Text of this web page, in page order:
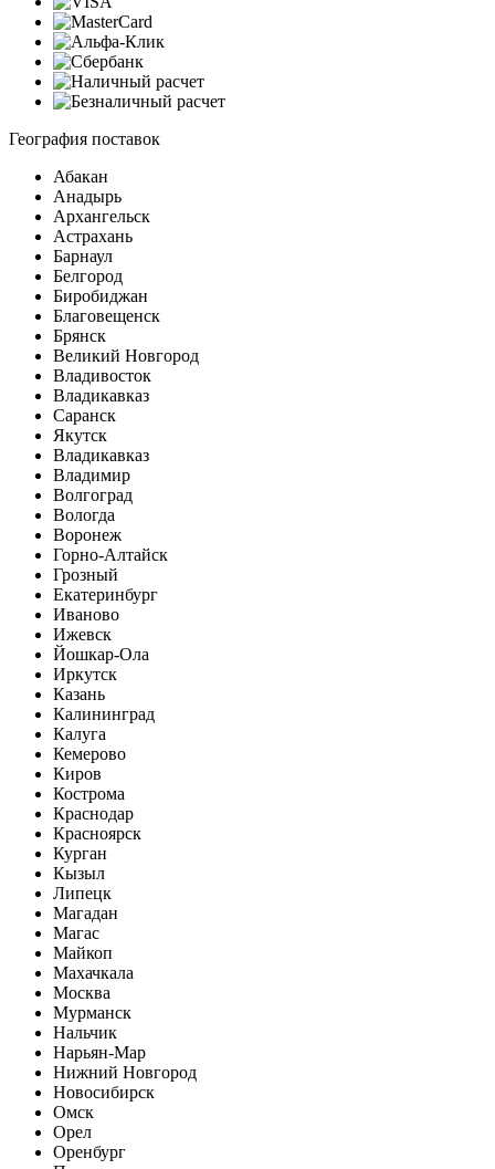
География поставок
Абакан
Анадырь
Архангельск
Астрахань
Барнаул
Белгород
Биробиджан
Благовещенск
Брянск
Великий Новгород
Владивосток
Владикавказ
Саранск
Якутск
Владикавказ
Владимир
Волгоград
Вологда
Воронеж
Горно-Алтайск
Грозный
Екатеринбург
Иваново
Ижевск
Йошкар-Ола
Иркутск
Казань
Калининград
Калуга
Кемерово
Киров
Кострома
Краснодар
Красноярск
Курган
Кызыл
Липецк
Магадан
Магас
Майкоп
Махачкала
Москва
Мурманск
Нальчик
Нарьян-Мар
Нижний Новгород
Новосибирск
Омск
Орел
Оренбург